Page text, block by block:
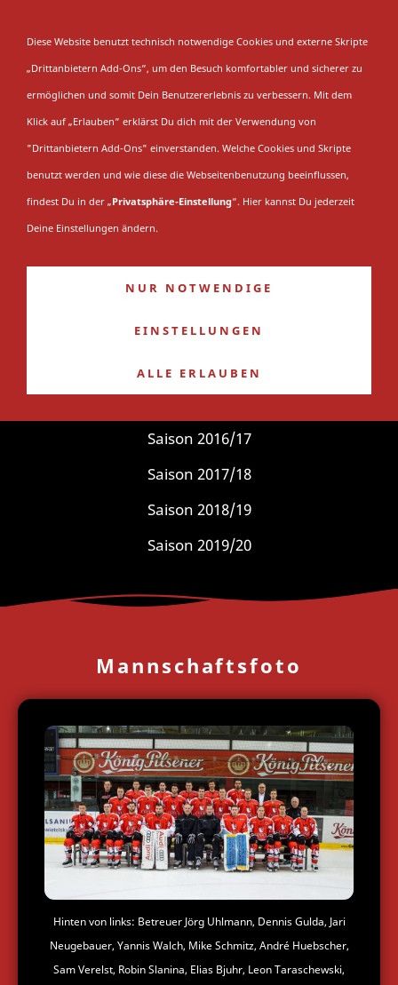
Saison 2016/17
Du bist hier:Startseite» Saison»EV Füchse
Duisburg»Die 2010er Jahre»Saison 2016/17
Saison 2010/11
Saison 2012/13
Saison 2013/14
Saison 2014/15
Saison 2016/17
Saison 2017/18
Saison 2018/19
Saison 2019/20
Mannschaftsfoto
Hinten von links: Betreuer Jörg Uhlmann, Dennis Gulda, Jari
Neugebauer, Yannis Walch, Mike Schmitz, André Huebscher,
Sam Verelst, Robin Slanina, Elias Bjuhr, Leon Taraschewski,
Diese Website benutzt technisch notwendige Cookies und externe Skripte
„Drittanbietern Add-Ons“, um den Besuch komfortabler und sicherer zu
ermöglichen und somit Dein Benutzererlebnis zu verbessern. Mit dem
Klick auf „Erlauben“ erklärst Du dich mit der Verwendung von
"Drittanbietern Add-Ons" einverstanden. Welche Cookies und Skripte
benutzt werden und wie diese die Webseitenbenutzung beeinflussen,
findest Du in der „Privatsphäre-Einstellung“. Hier kannst Du jederzeit
Deine Einstellungen ändern.
NUR NOTWENDIGE
EINSTELLUNGEN
ALLE ERLAUBEN